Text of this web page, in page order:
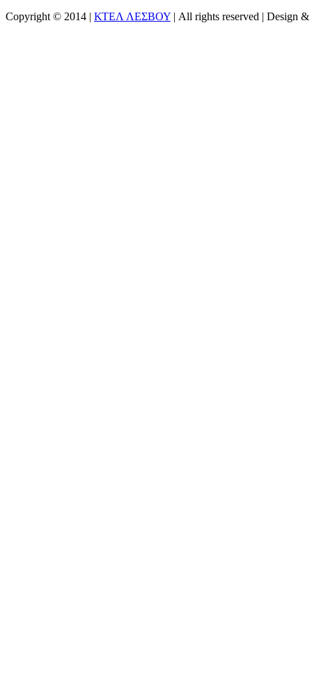
Copyright © 2014 | ΚΤΕΛ ΛΕΣΒΟΥ | All rights reserved | Design &